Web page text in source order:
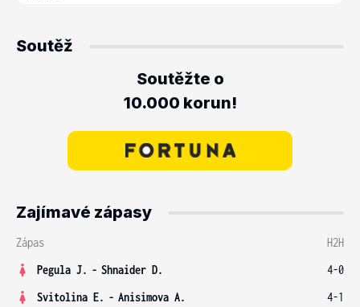
Soutěž
Soutěžte o
10.000 korun!
Zajímavé zápasy
Zápas
H2H
Pegula J. - Shnaider D.
4-0
Svitolina E. - Anisimova A.
4-1